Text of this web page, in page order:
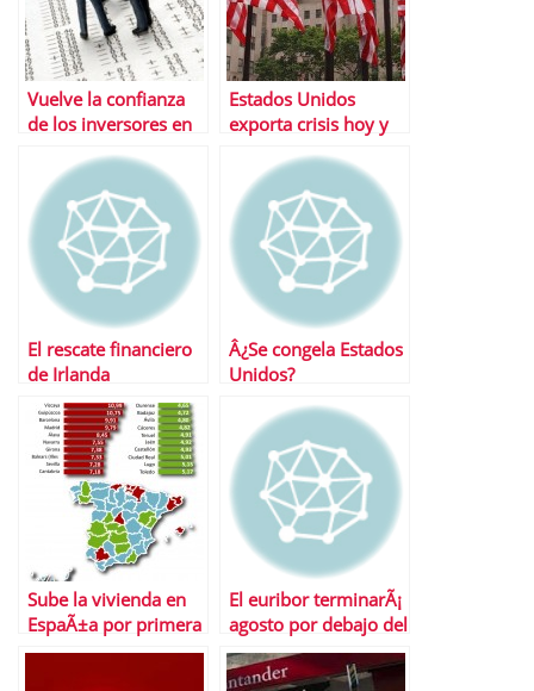
Vuelve la confianza
de los inversores en
el Ã­ndice Sentix
Estados Unidos
exporta crisis hoy y
El rescate financiero
de Irlanda
Â¿Se congela Estados
Unidos?
Sube la vivienda en
EspaÃ±a por primera
vez en lo que va de
El euribor terminarÃ¡
agosto por debajo del
1% por primera vez
en su historia